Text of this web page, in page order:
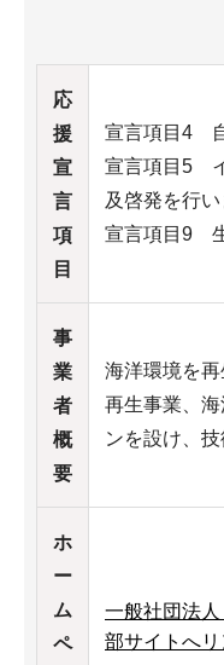
応
援
宣
言
項
目
宣言項目4
宣言項目5
及啓発を行い
宣言項目9
事
業
者
概
要
海洋環境を
再生事業、
ンを設け、
ホ
ー
ム
ペ
一般社団法
部サイトへリ